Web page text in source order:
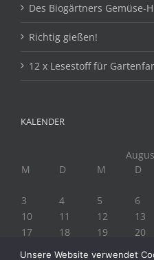
Des Biogärtners Gemüse-
Richtig gießen!
12 x Lesestoff für
KALENDER
M
D M D
3
4 5 6
10
11 12 13
17
18 19 20
Unsere Website verwendet